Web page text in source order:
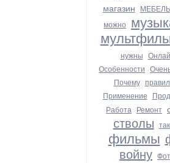
магазин МЕБЕЛЬ
можно
нужны
Особенности
Почему
Применение
Работа Ремонт
стволы
фильмы
войну